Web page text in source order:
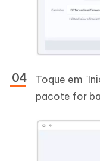
Toque em
pacote for